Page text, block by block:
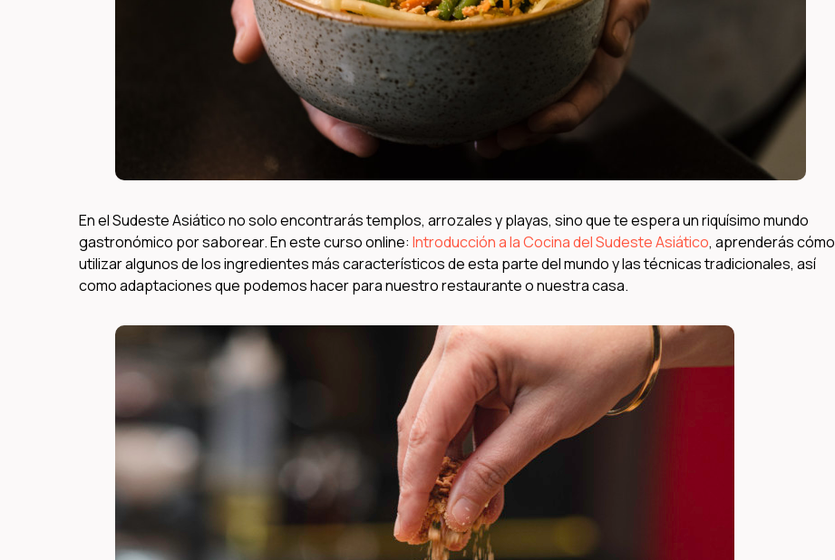
En el Sudeste Asiático no solo encontrarás templos, arrozales y playas, sino que te espera un riquísimo mundo
gastronómico por saborear. En este curso online: Introducción a la Cocina del Sudeste Asiático, aprenderás cómo
utilizar algunos de los ingredientes más característicos de esta parte del mundo y las técnicas tradicionales, así
como adaptaciones que podemos hacer para nuestro restaurante o nuestra casa.